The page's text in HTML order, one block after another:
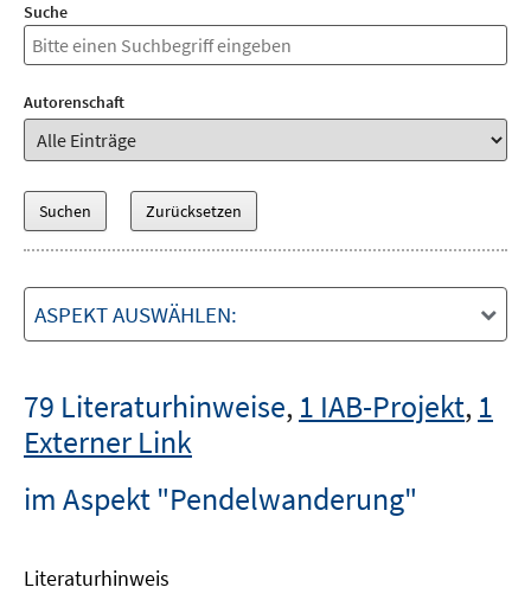
Suche
Autorenschaft
ASPEKT AUSWÄHLEN:
79 Literaturhinweise, 1 IAB-Projekt, 1
Externer Link
im Aspekt "Pendelwanderung"
Literaturhinweis